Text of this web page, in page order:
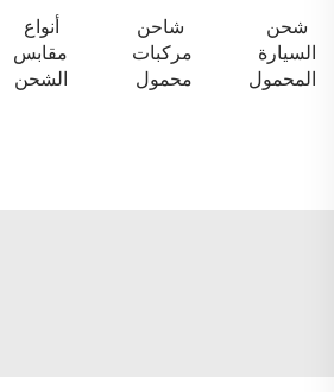
شحن
السيارة
المحمول
شاحن
مركبات
محمول
أنواع
مقابس
الشحن